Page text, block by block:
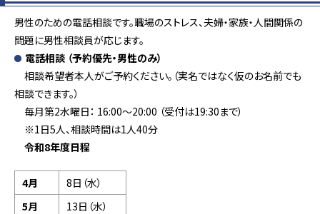
男性のための電話相談です。職場のストレス、夫婦・家族・人間関係の
問題に男性相談員が応じます。
電話相談 （予約優先・男性のみ）
相談希望者本人がご予約ください。（実名ではなく仮のお名前でも
相談できます。）
毎月第2水曜日： 16:00～20:00 （受付は19:30まで）
※1日5人、相談時間は1人40分
令和8年度日程
4月
8日（水）
5月
13日（水）